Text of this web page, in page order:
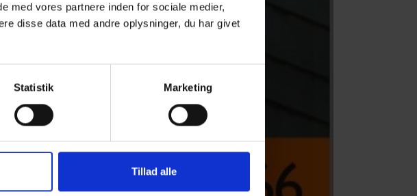
med vores partnere inden for sociale medier,
disse data med andre oplysninger, du har givet
Statistik Marketing
Tillad alle